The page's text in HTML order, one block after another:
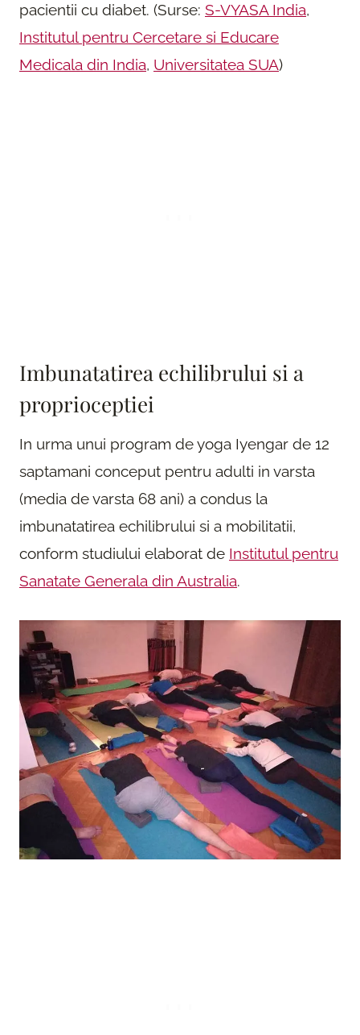
pacientii cu diabet. (Surse: S-VYASA India,
Institutul pentru Cercetare si Educare
Medicala din India, Universitatea SUA)
Imbunatatirea echilibrului si a
proprioceptiei
In urma unui program de yoga Iyengar de 12
saptamani conceput pentru adulti in varsta
(media de varsta 68 ani) a condus la
imbunatatirea echilibrului si a mobilitatii,
conform studiului elaborat de Institutul pentru
Sanatate Generala din Australia.